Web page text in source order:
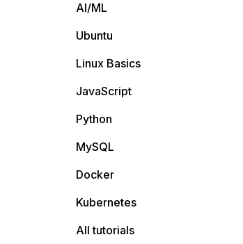
AI/ML
Ubuntu
Linux Basics
JavaScript
Python
MySQL
Docker
Kubernetes
All tutorials